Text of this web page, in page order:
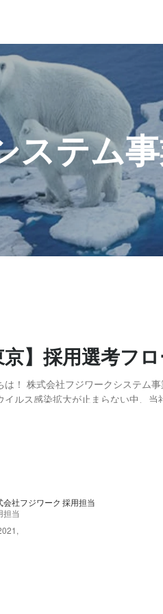
ステム
京】採用選考フ
！ 株式会社フジワークシステム事業
イルス感染拡大が止まらない中、
会社フジワーク 採用担当
担当
,